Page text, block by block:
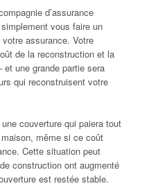
d’assurance
vous faire un
assurance. Votre
de la reconstruction et la
une grande partie sera
qui reconstruisent votre
couverture qui paiera tout
même si ce coût
Cette situation peut
construction ont augmenté
est restée stable.